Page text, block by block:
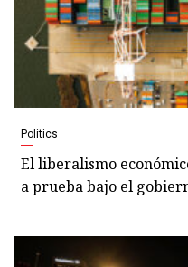
Politics
El liberalismo
a prueba bajo el